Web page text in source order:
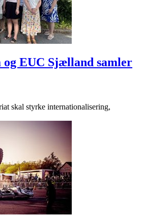
EUC Sjælland samler
skal styrke internationalisering,